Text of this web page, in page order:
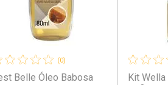
(0)
Belle Óleo Babosa
Kit